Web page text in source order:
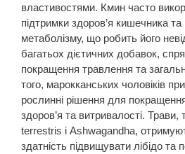
властивостями. Кмин часто
підтримки здоров’я кишечника
метаболізму, що робить його
багатьох дієтичних добавок,
покращення травлення та
того, марокканських чоловіків
рослинні рішення для
здоров’я та витривалості. Трави,
terrestris і Ashwagandha,
здатність підвищувати лібідо та